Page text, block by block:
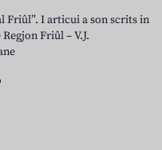
Friûl”. I articui a son scrits in
Friûl – V.J.